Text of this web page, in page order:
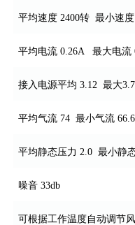
平均速度 2400转 最小速度
平均电流 0.26A 最大电流
接入电源平均 3.12 最大
平均气流 74 最小气流 66.6
平均静态压力 2.0 最小静
噪音 33db
可根据工作温度自动调节